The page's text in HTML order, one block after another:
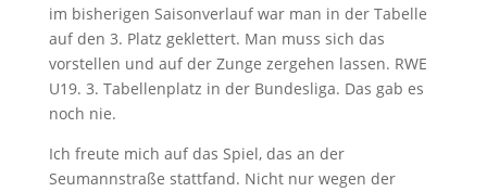
im bisherigen Saisonverlauf war man in der Tabelle
auf den 3. Platz geklettert. Man muss sich das
vorstellen und auf der Zunge zergehen lassen. RWE
U19. 3. Tabellenplatz in der Bundesliga. Das gab es
noch nie.
Ich freute mich auf das Spiel, das an der
Seumannstraße stattfand. Nicht nur wegen der